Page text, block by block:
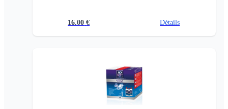
16.00 € Détails